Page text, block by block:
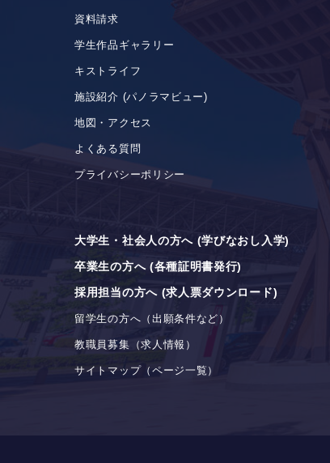
資料請求
学生作品ギャラリー
キストライフ
施設紹介 (パノラマビュー)
地図・アクセス
よくある質問
プライバシーポリシー
大学生・社会人の方へ (学びなおし入学)
卒業生の方へ (各種証明書発行)
採用担当の方へ (求人票ダウンロード)
留学生の方へ（出願条件など）
教職員募集（求人情報）
サイトマップ（ページ一覧）